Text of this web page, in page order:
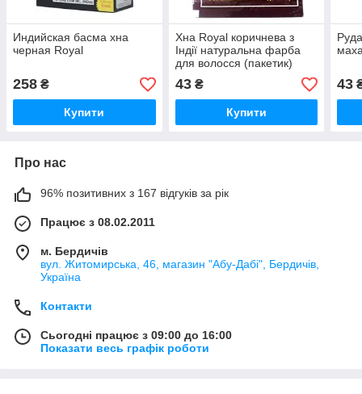
Индийская басма хна
черная Royal
258 ₴
Купити
Хна Royal коричнева з
Індії натуральна фарба
для волосся (пакетик)
43₴
Купити
43
Про нас
96% позитивних з 167 відгуків за рік
Працює з 08.02.2011
м. Бердичів
вул. Житомирська, 46, магазин "Абу-Дабі", Бердичів,
Україна
Контакти
Сьогодні працює з 09:00 до 16:00
Показати весь графік роботи